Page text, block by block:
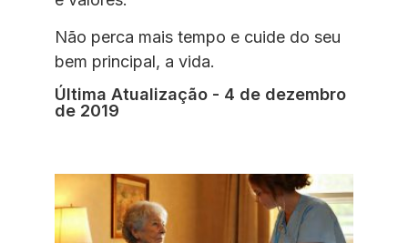
Não perca mais tempo e cuide do seu
bem principal, a vida.
Última Atualização - 4 de dezembro
de 2019